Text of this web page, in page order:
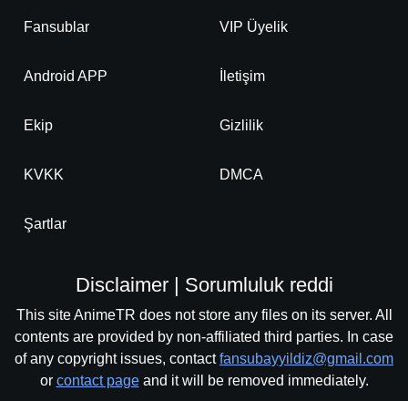
Fansublar VIP Üyelik
Android APP İletişim
Ekip Gizlilik
KVKK DMCA
Şartlar
Disclaimer | Sorumluluk reddi
This site AnimeTR does not store any files on its server. All
contents are provided by non-affiliated third parties. In case
of any copyright issues, contactfansubayyildiz@gmail.com
or contact pageand it will be removed immediately.